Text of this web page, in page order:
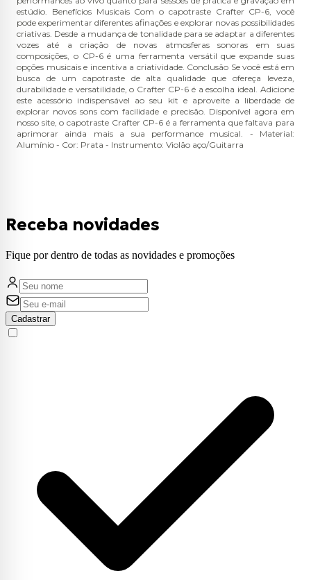
estúdio. Benefícios Musicais Com o capotraste Crafter CP-6, você
pode experimentar diferentes afinações e explorar novas possibilidades
criativas. Desde a mudança de tonalidade para se adaptar a diferentes
vozes até a criação de novas atmosferas sonoras em suas
composições, o CP-6 é uma ferramenta versátil que expande suas
opções musicais e incentiva a criatividade. Conclusão Se você está em
busca de um capotraste de alta qualidade que ofereça leveza,
durabilidade e versatilidade, o Crafter CP-6 é a escolha ideal. Adicione
este acessório indispensável ao seu kit e aproveite a liberdade de
explorar novos sons com facilidade e precisão. Disponível agora em
nosso site, o capotraste Crafter CP-6 é a ferramenta que faltava para
aprimorar ainda mais a sua performance musical. - Material:
Alumínio - Cor: Prata - Instrumento: Violão aço/Guitarra
Receba novidades
Fique por dentro de todas as novidades e promoções
Cadastrar